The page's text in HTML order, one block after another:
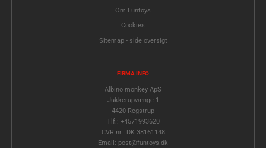
Om Funtoys
Cookies
Sitemap - side oversigt
FIRMA INFO
Albino monkey ApS
Jukkerupvænge 1
4420 Regstrup
Tlf.: +4571993620
CVR nr.: DK 38161148
Email: post@funtoys.dk